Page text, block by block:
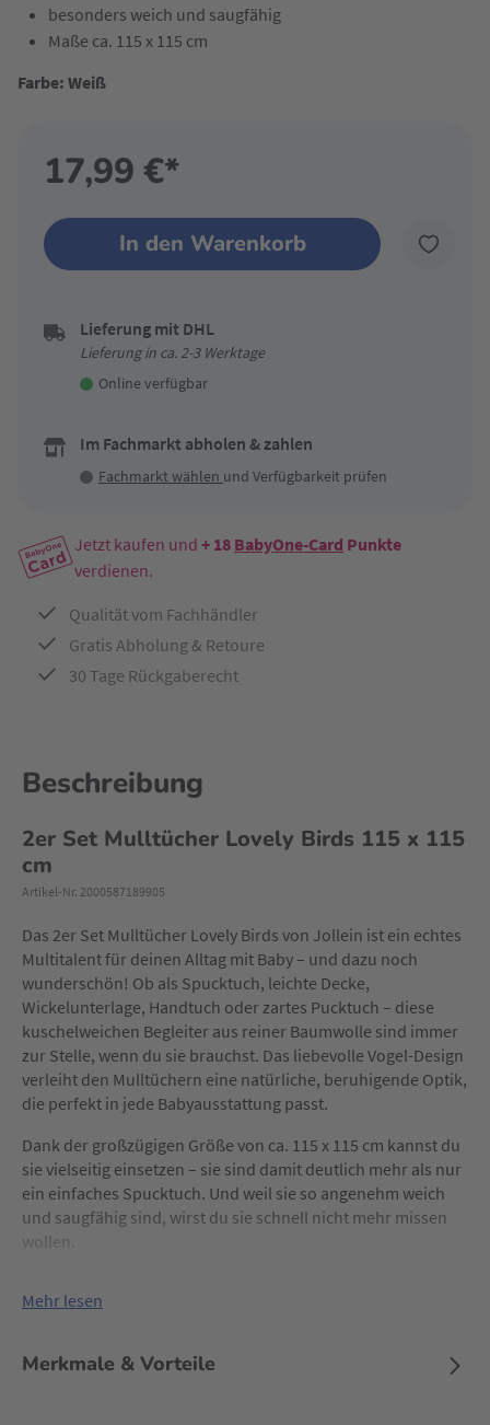
besonders weich und saugfähig
Maße ca. 115 x 115 cm
Farbe: Weiß
17,99 €*
In den Warenkorb
Lieferung mit DHL
Lieferung in ca. 2-3 Werktage
Online verfügbar
Im Fachmarkt abholen & zahlen
Fachmarkt wählen und Verfügbarkeit prüfen
Jetzt kaufen und + 18 BabyOne-Card Punkte
verdienen.
Qualität vom Fachhändler
Gratis Abholung & Retoure
30 Tage Rückgaberecht
Beschreibung
2er Set Mulltücher Lovely Birds 115 x 115
cm
Artikel-Nr. 2000587189905
Das 2er Set Mulltücher Lovely Birds von Jollein ist ein echtes
Multitalent für deinen Alltag mit Baby – und dazu noch
wunderschön! Ob als Spucktuch, leichte Decke,
Wickelunterlage, Handtuch oder zartes Pucktuch – diese
kuschelweichen Begleiter aus reiner Baumwolle sind immer
zur Stelle, wenn du sie brauchst. Das liebevolle Vogel-Design
verleiht den Mulltüchern eine natürliche, beruhigende Optik,
die perfekt in jede Babyausstattung passt.
Dank der großzügigen Größe von ca. 115 x 115 cm kannst du
sie vielseitig einsetzen – sie sind damit deutlich mehr als nur
ein einfaches Spucktuch. Und weil sie so angenehm weich
und saugfähig sind, wirst du sie schnell nicht mehr missen
wollen.
Mehr lesen
Merkmale & Vorteile